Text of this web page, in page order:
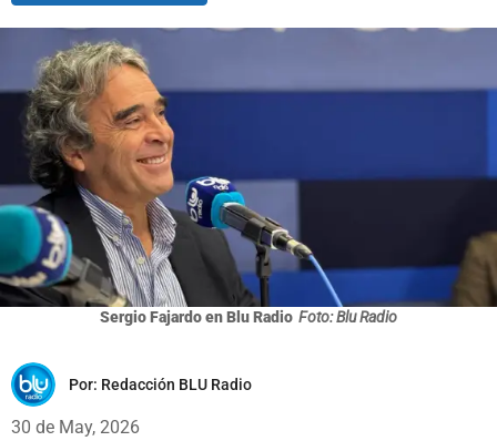
Sergio Fajardo en Blu Radio Foto: Blu Radio
Por: Redacción BLU Radio
30 de May, 2026